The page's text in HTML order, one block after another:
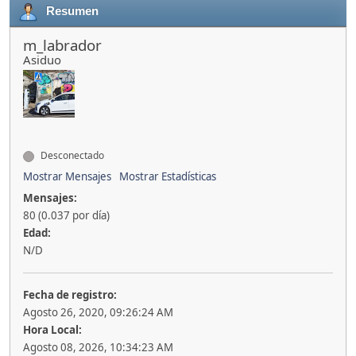
Resumen
m_labrador
Asiduo
Desconectado
Mostrar Mensajes
Mostrar Estadísticas
Mensajes:
80 (0.037 por día)
Edad:
N/D
Fecha de registro:
Agosto 26, 2020, 09:26:24 AM
Hora Local:
Agosto 08, 2026, 10:34:23 AM